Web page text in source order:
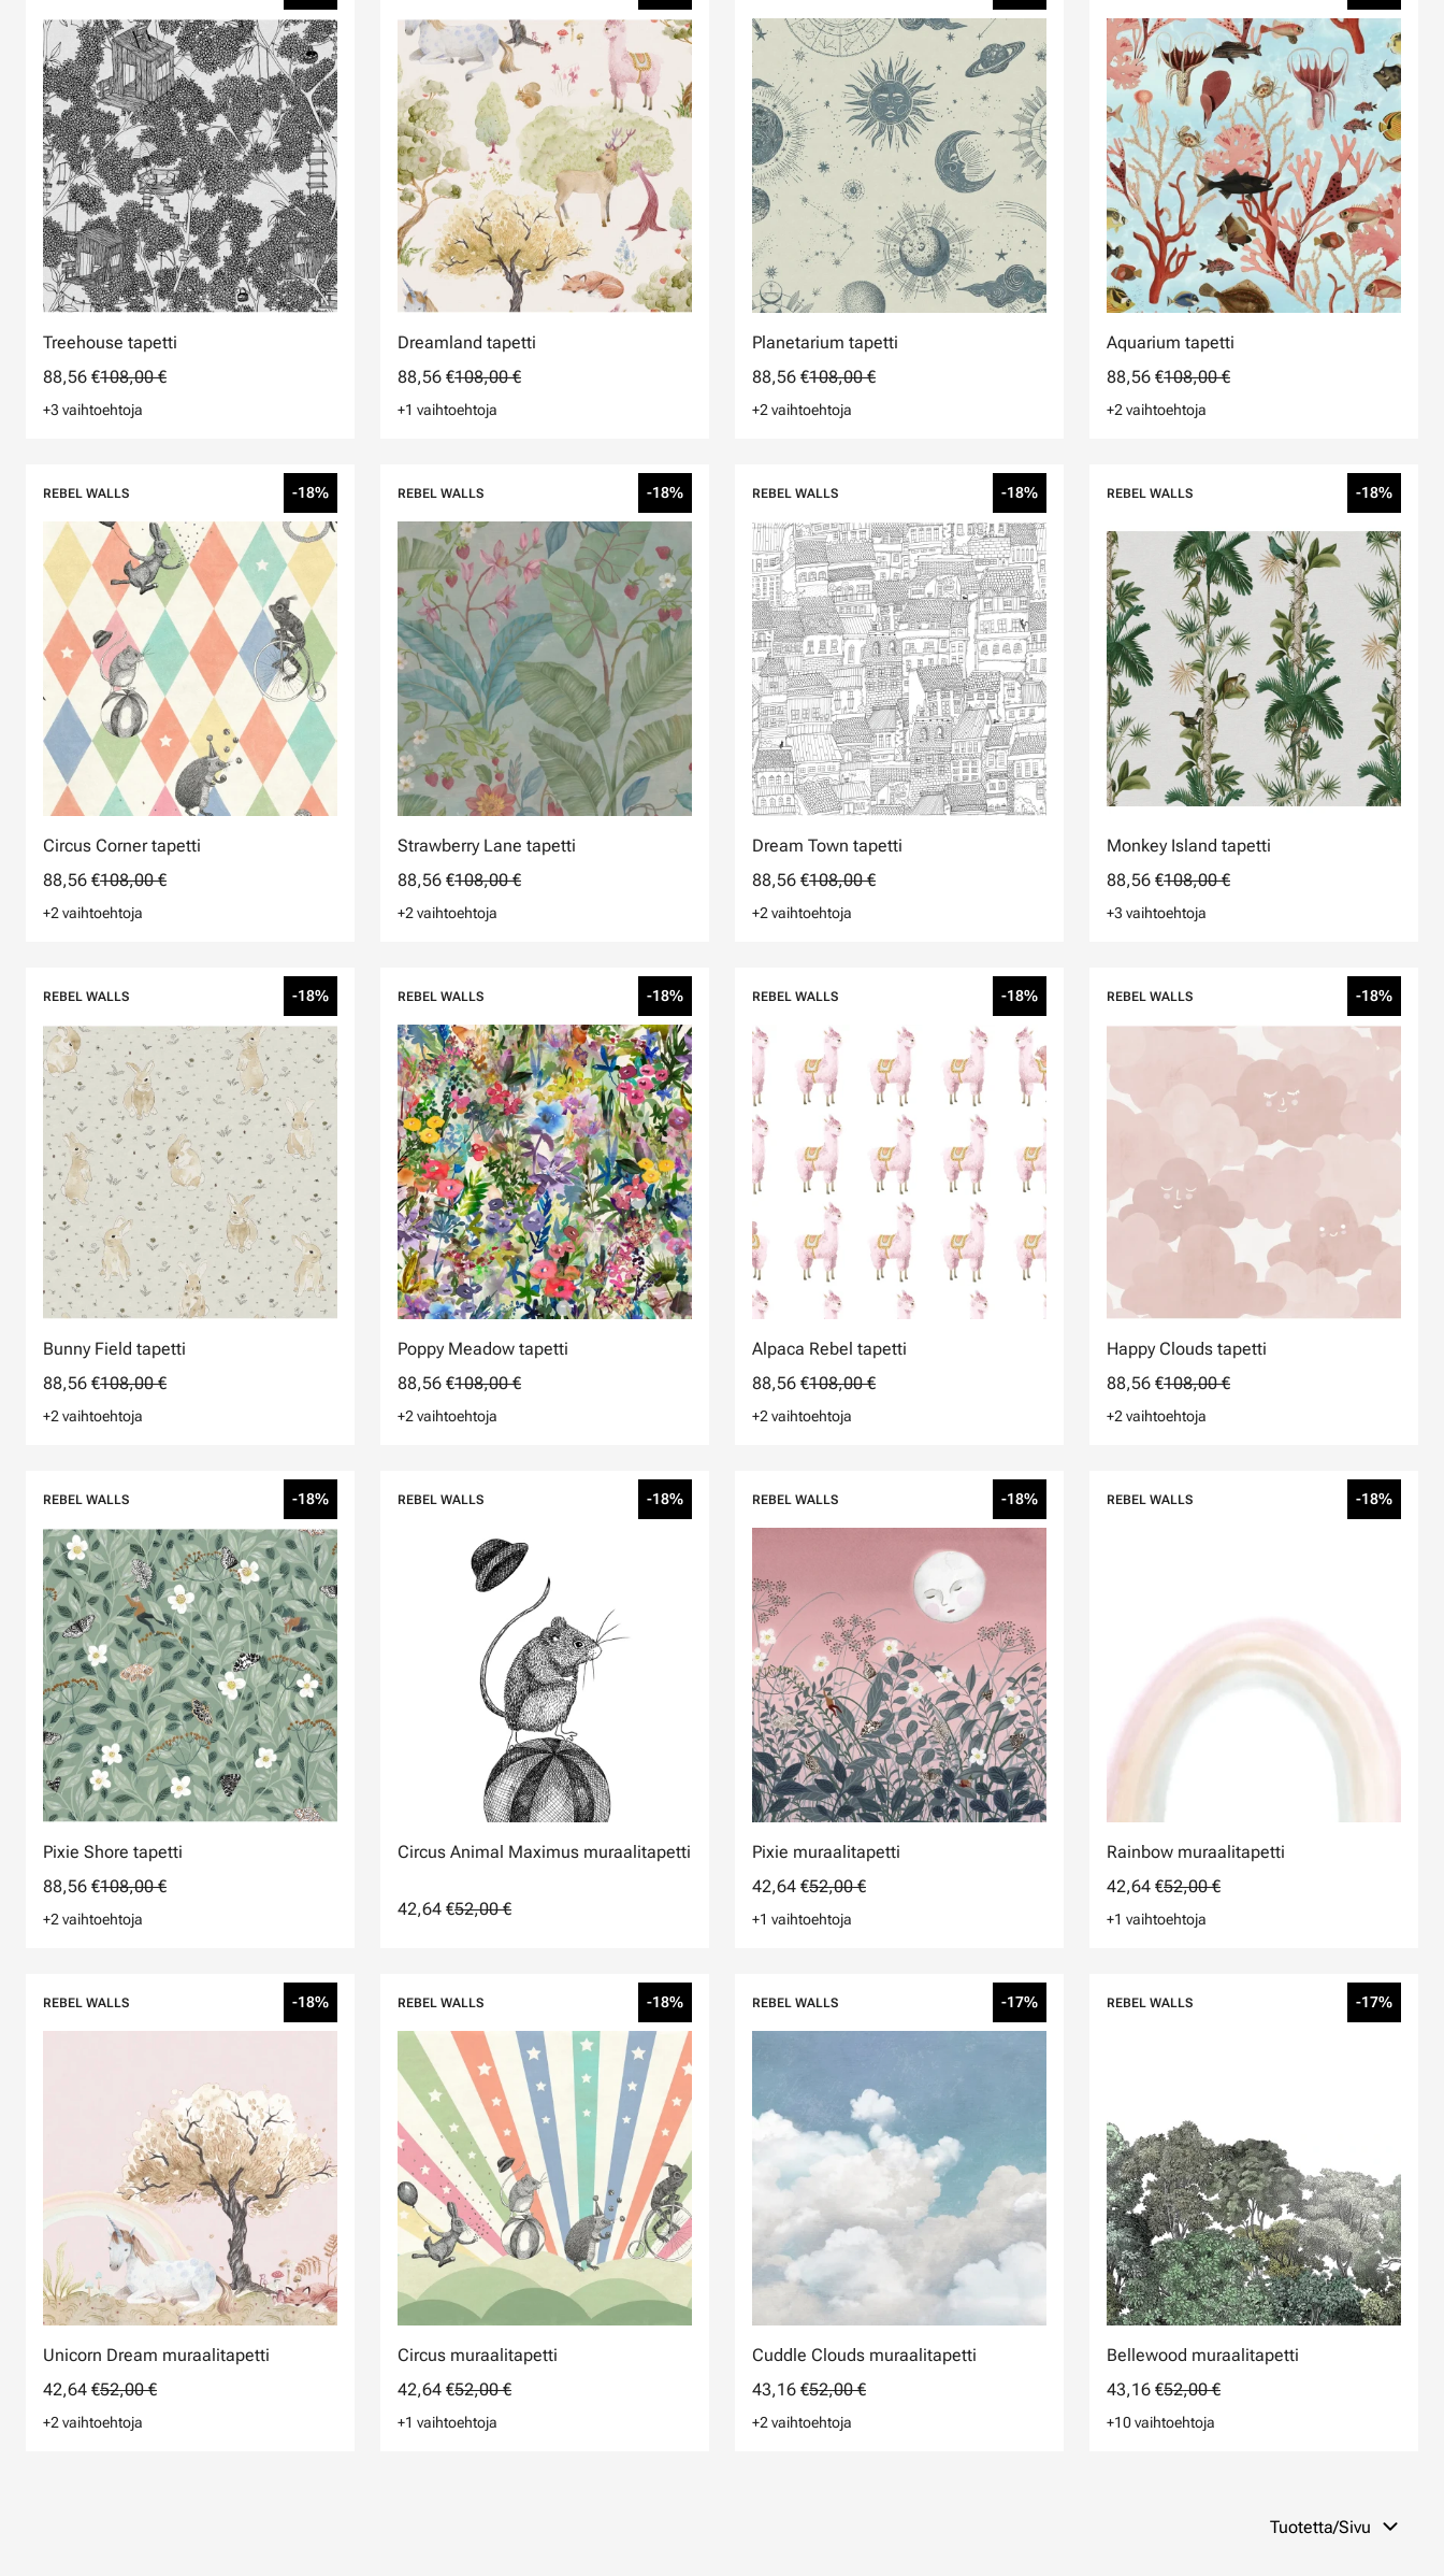
Treehouse tapetti
88,56 €108,00 €
+3 vaihtoehtoja
Dreamland tapetti
88,56 €108,00 €
+1 vaihtoehtoja
Planetarium tapetti
88,56 €108,00 €
+2 vaihtoehtoja
Aquarium tapetti
88,56 €108,00 €
+2 vaihtoehtoja
REBEL WALLS -18%
Circus Corner tapetti
88,56 €108,00 €
+2 vaihtoehtoja
REBEL WALLS -18%
Strawberry Lane tapetti
88,56 €108,00 €
+2 vaihtoehtoja
REBEL WALLS -18%
Dream Town tapetti
88,56 €108,00 €
+2 vaihtoehtoja
REBEL WALLS -18%
Monkey Island tapetti
88,56 €108,00 €
+3 vaihtoehtoja
REBEL WALLS -18%
Bunny Field tapetti
88,56 €108,00 €
+2 vaihtoehtoja
REBEL WALLS -18%
Poppy Meadow tapetti
88,56 €108,00 €
+2 vaihtoehtoja
REBEL WALLS -18%
Alpaca Rebel tapetti
88,56 €108,00 €
+2 vaihtoehtoja
REBEL WALLS -18%
Happy Clouds tapetti
88,56 €108,00 €
+2 vaihtoehtoja
REBEL WALLS -18%
Pixie Shore tapetti
88,56 €108,00 €
+2 vaihtoehtoja
REBEL WALLS -18%
Circus Animal Maximus muraalitapetti
42,64 €52,00 €
REBEL WALLS -18%
Pixie muraalitapetti
42,64 €52,00 €
+1 vaihtoehtoja
REBEL WALLS -18%
Rainbow muraalitapetti
42,64 €52,00 €
+1 vaihtoehtoja
REBEL WALLS -18%
Unicorn Dream muraalitapetti
42,64 €52,00 €
+2 vaihtoehtoja
REBEL WALLS -18%
Circus muraalitapetti
42,64 €52,00 €
+1 vaihtoehtoja
REBEL WALLS -17%
Cuddle Clouds muraalitapetti
43,16 €52,00 €
+2 vaihtoehtoja
REBEL WALLS -17%
Bellewood muraalitapetti
43,16 €52,00 €
+10 vaihtoehtoja
Tuotetta/Sivu